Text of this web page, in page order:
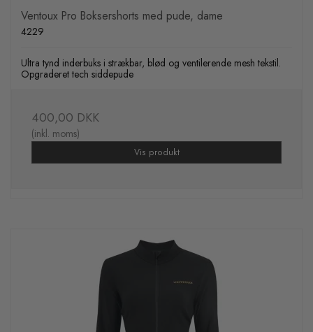
Ventoux Pro Boksershorts med pude, dame
4229
Ultra tynd inderbuks i strækbar, blød og ventilerende mesh tekstil.
Opgraderet tech siddepude
400,00 DKK
(inkl. moms)
Vis produkt